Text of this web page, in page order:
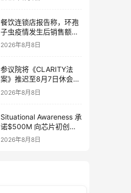
餐饮连锁店报告称，环孢
子虫疫情发生后销售额下
降
2026年8月8日
参议院将《CLARITY法
案》推迟至8月7日休会结
束后审议，XRP ETF资金
流入下降79%
2026年8月8日
Situational Awareness 承
诺$500M 向芯片初创公
司 Source Foundry 提供
2026年8月8日